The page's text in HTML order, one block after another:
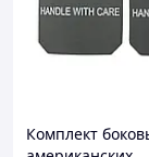
Комплект